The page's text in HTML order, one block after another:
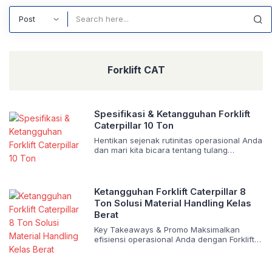
Forklift CAT
Spesifikasi & Ketangguhan Forklift
Caterpillar 10 Ton
Hentikan sejenak rutinitas operasional Anda
dan mari kita bicara tentang tulang
tentang menjaga ritme produksi tetap
berdetak tanpa henti. Ketika Anda
berhadapan dengan tumpukan baja, palet
raksasa, atau kontainer padat, kompromi
pada kualitas alat berat sama dengan
membakar uang perusahaan. Di […]
Ketangguhan Forklift Caterpillar 8
Ton Solusi Material Handling Kelas
Berat
Key Takeaways & Promo Maksimalkan
efisiensi operasional Anda dengan Forklift